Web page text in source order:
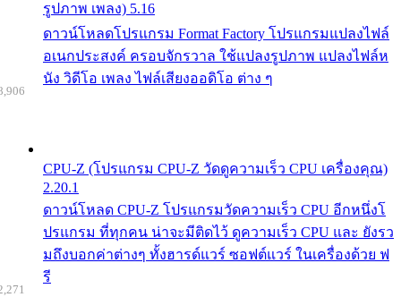
รูปภาพ เพลง) 5.16
ดาวน์โหลดโปรแกรม Format Factory โปรแกรมแปลงไฟล์
อเนกประสงค์ ครอบจักรวาล ใช้แปลงรูปภาพ แปลงไฟล์ห
นัง วิดีโอ เพลง ไฟล์เสียงออดิโอ ต่าง ๆ
CPU-Z (โปรแกรม CPU-Z วัดดูความเร็ว CPU เครื่องคุณ)
2.20.1
ดาวน์โหลด CPU-Z โปรแกรมวัดความเร็ว CPU อีกหนึ่งโ
ปรแกรม ที่ทุกคน น่าจะมีติดไว้ ดูความเร็ว CPU และ ยังรว
มถึงบอกค่าต่างๆ ทั้งฮารด์แวร์ ซอฟต์แวร์ ในเครื่องด้วย ฟ
รี